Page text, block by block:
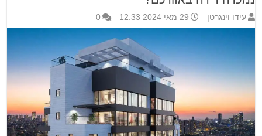
עידו וינגרטן 29 מאי 2024 12:33 0